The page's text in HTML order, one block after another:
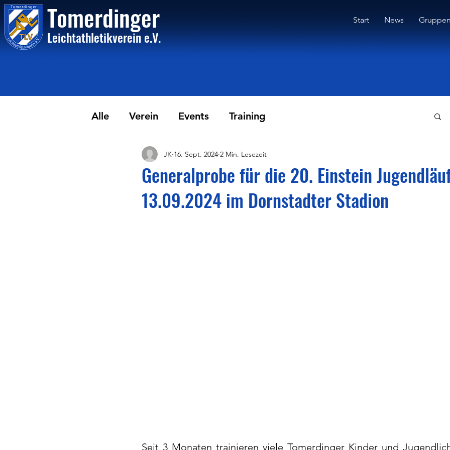
Tomerdinger
Leichtathletikvereine.V.
Start News Gruppen
Alle Verein Events Training
Generalprobe für die 20. Einstein
13.09.2024 im Dornstadter Stadion
JK 16. Sept. 2024 2 Min. Lesezeit
Seit 3 Monaten trainieren viele Tomerdinger Kinder und